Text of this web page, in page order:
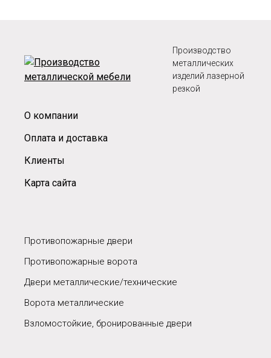
Производство
металлических
изделий лазерной
резкой
О компании
Оплата и доставка
Клиенты
Карта сайта
Противопожарные двери
Противопожарные ворота
Двери металлические/технические
Ворота металлические
Взломостойкие, бронированные двери